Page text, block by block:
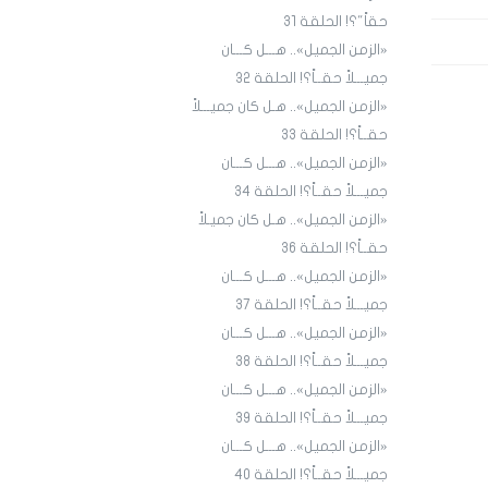
حقاً"؟! الحلقة 31
«الزمن الجميل».. هـــل كـــان
جميـــلاً حقــاً؟! الحلقة ٣٢
«الزمن الجميل».. هـل كان جميـــلاً
حقــاً؟! الحلقة 33
«الزمن الجميل».. هـــل كـــان
جميـــلاً حقــاً؟! الحلقة 34
«الزمن الجميل».. هـل كان جميـلاً
حقــاً؟! الحلقة 36
«الزمن الجميل».. هـــل كـــان
جميـــلاً حقــاً؟! الحلقة 3٧
«الزمن الجميل».. هـــل كـــان
جميـــلاً حقــاً؟! الحلقة 38
«الزمن الجميل».. هـــل كـــان
جميـــلاً حقــاً؟! الحلقة 39
«الزمن الجميل».. هـــل كـــان
جميـــلاً حقــاً؟! الحلقة 40